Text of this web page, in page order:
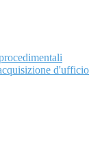
d'ufficio